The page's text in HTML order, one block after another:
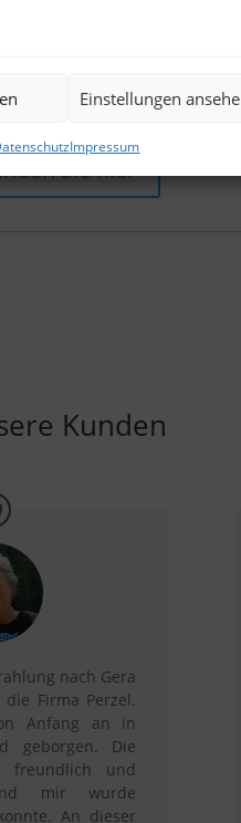
Einstellungen
Impressum
Sie hier
Kunden
nach Gera
Firma Perzel.
Anfang an in
geborgen. Die
freundlich und
mir wurde
An dieser